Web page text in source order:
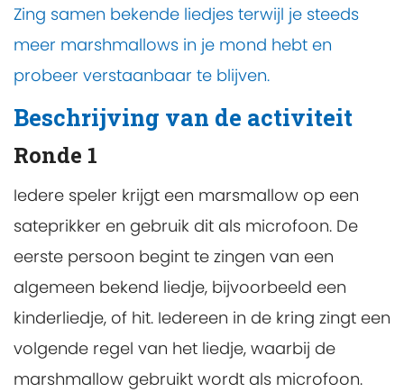
Zing samen bekende liedjes terwijl je steeds
meer marshmallows in je mond hebt en
probeer verstaanbaar te blijven.
Beschrijving van de activiteit
Ronde 1
Iedere speler krijgt een marsmallow op een
sateprikker en gebruik dit als microfoon. De
eerste persoon begint te zingen van een
algemeen bekend liedje, bijvoorbeeld een
kinderliedje, of hit. Iedereen in de kring zingt een
volgende regel van het liedje, waarbij de
marshmallow gebruikt wordt als microfoon.